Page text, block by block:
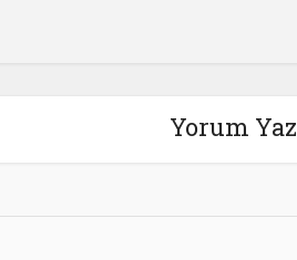
Yorum Yaz